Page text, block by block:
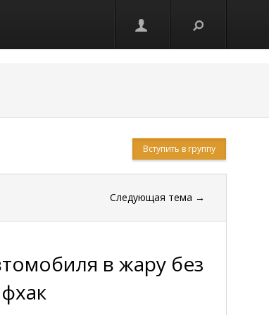
Вступить в группу
Следующая тема →
в жару без